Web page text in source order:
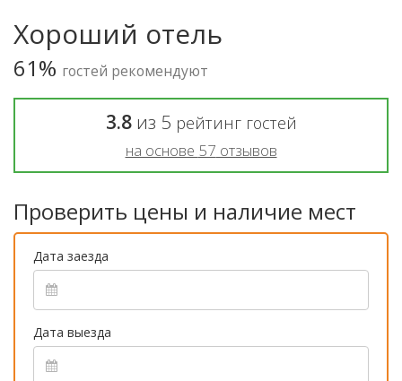
Хороший отель
61% гостей рекомендуют
3.8из 5 рейтинг гостей
на основе 57 отзывов
Проверить цены и наличие мест
Дата заезда
Дата выезда